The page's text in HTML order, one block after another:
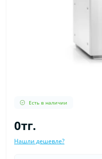
Есть в наличии
0тг.
Нашли дешевле?